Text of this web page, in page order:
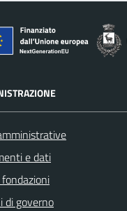
e dati
di governo